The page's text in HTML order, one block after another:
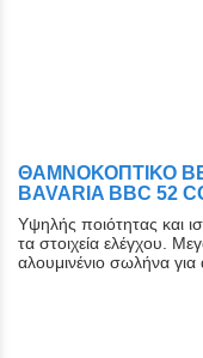
ΘΑΜΝΟΚΟΠΤΙΚΟ
BAVARIA BBC 52
Υψηλής ποιότητας και
τα στοιχεία ελέγχου.
αλουμινένιο σωλήνα